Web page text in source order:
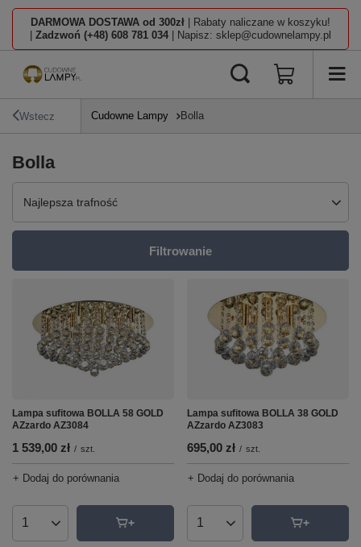
DARMOWA DOSTAWA od 300zł | Rabaty naliczane w koszyku!
Zadzwoń (+48) 608 781 034 | Napisz: sklep@cudownelampy.pl
Wstecz Cudowne Lampy Bolla
Bolla
Zmień sortowanie
Najlepsza trafność
Filtrowanie
Lampa sufitowa BOLLA 58 GOLD
AZzardo AZ3084
1 539,00 zł / szt.
+ Dodaj do porównania
Ilość produktów
Lampa sufitowa BOLLA 38 GOLD
AZzardo AZ3083
695,00 zł / szt.
+ Dodaj do porównania
Ilość produktów